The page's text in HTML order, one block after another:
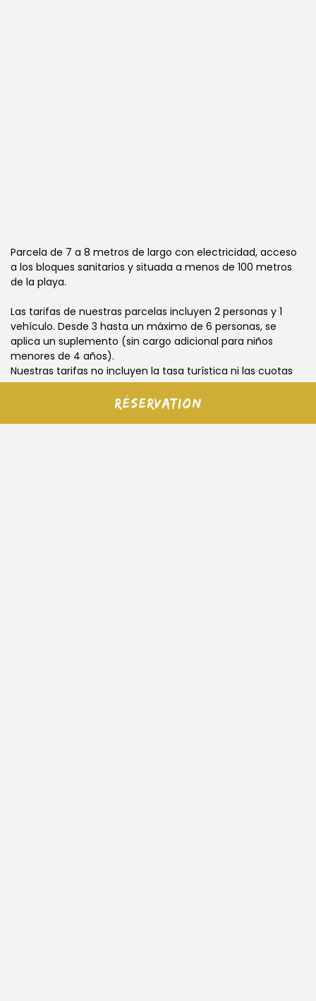
Parcela de 7 a 8 metros de largo con electricidad, acceso
a los bloques sanitarios y situada a menos de 100 metros
de la playa.
Las tarifas de nuestras parcelas incluyen 2 personas y 1
vehículo. Desde 3 hasta un máximo de 6 personas, se
aplica un suplemento (sin cargo adicional para niños
menores de 4 años).
Nuestras tarifas no incluyen la tasa turística ni las cuotas
de membresía.
Regreso
Réservation